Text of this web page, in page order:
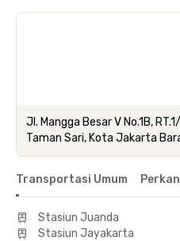
Jl. Mangga Besar V No.1B,
Taman Sari, Kota Jakarta
Transportasi Umum
Stasiun Juanda
Stasiun Jayakarta